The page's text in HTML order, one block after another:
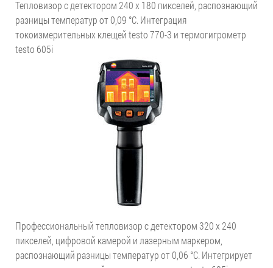
Тепловизор с детектором 240 x 180 пикселей, распознающий
разницы температур от 0,09 °C. Интеграция
токоизмерительных клещей testo 770-3 и термогигрометр
testo 605i
Профессиональный тепловизор с детектором 320 x 240
пикселей, цифровой камерой и лазерным маркером,
распознающий разницы температур от 0,06 °C. Интегрирует